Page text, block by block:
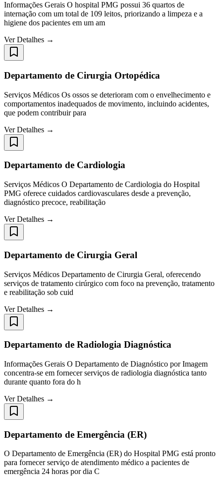
Informações Gerais O hospital PMG possui 36 quartos de
internação com um total de 109 leitos, priorizando a limpeza e a
higiene dos pacientes em um am
Ver Detalhes →
Departamento de Cirurgia Ortopédica
Serviços Médicos Os ossos se deterioram com o envelhecimento e
comportamentos inadequados de movimento, incluindo acidentes,
que podem contribuir para
Ver Detalhes →
Departamento de Cardiologia
Serviços Médicos O Departamento de Cardiologia do Hospital
PMG oferece cuidados cardiovasculares desde a prevenção,
diagnóstico precoce, reabilitação
Ver Detalhes →
Departamento de Cirurgia Geral
Serviços Médicos Departamento de Cirurgia Geral, oferecendo
serviços de tratamento cirúrgico com foco na prevenção, tratamento
e reabilitação sob cuid
Ver Detalhes →
Departamento de Radiologia Diagnóstica
Informações Gerais O Departamento de Diagnóstico por Imagem
concentra-se em fornecer serviços de radiologia diagnóstica tanto
durante quanto fora do h
Ver Detalhes →
Departamento de Emergência (ER)
O Departamento de Emergência (ER) do Hospital PMG está pronto
para fornecer serviço de atendimento médico a pacientes de
emergência 24 horas por dia C